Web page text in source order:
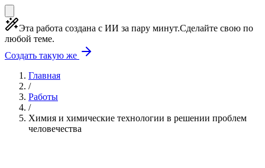
Эта работа создана с ИИ за пару минут.Сделайте свою по
любой теме.
Создать такую же
Главная
/
Работы
/
Химия и химические технологии в решении проблем
человечества